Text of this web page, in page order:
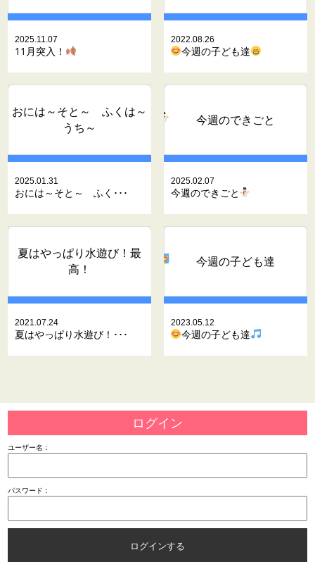
2025.11.07
11月突入！
2022.08.26
今週の子ども達
おには～そと～ ふくは～
うち～
2025.01.31
おには～そと～ ふく･･･
今週のできごと
2025.02.07
今週のできごと
夏はやっぱり水遊び！最
高！
2021.07.24
夏はやっぱり水遊び！･･･
今週の子ども達
2023.05.12
今週の子ども達
ログイン
ユーザー名：
パスワード：